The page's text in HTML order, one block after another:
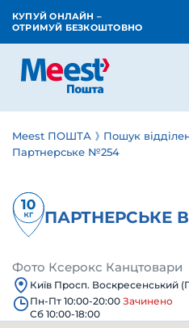
КУПУЙ ОНЛАЙН –
ОТРИМУЙ БЕЗКОШТОВНО
Meest ПОШТА
Пошук
Партнерське №254
ПАРТНЕРСЬКЕ
Фото Ксерокс Канцтовари
Київ Просп. Воскресенський
Пн-Пт 10:00-20:00 Зачинено
Сб 10:00-18:00